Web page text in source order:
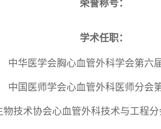
荣誉称号：
学术任职：
中华医学会胸心血管外科学会第六
中国医师学会心血管外科医师分会
物技术协会心血管外科技术与工程